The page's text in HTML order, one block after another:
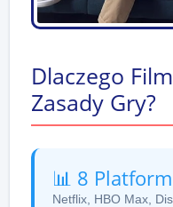
Dlaczego
Zasady Gry?
📊 8
Netflix, HBO Max,